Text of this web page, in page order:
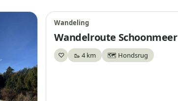
Wandeling
Wandelroute Schoonmeer
♡
Bewaar🥾 4 km 🗺️ Hondsrug